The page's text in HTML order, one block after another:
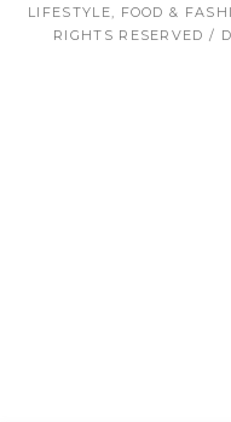
LIFESTYLE, FOOD &
RIGHTS RESERVED /